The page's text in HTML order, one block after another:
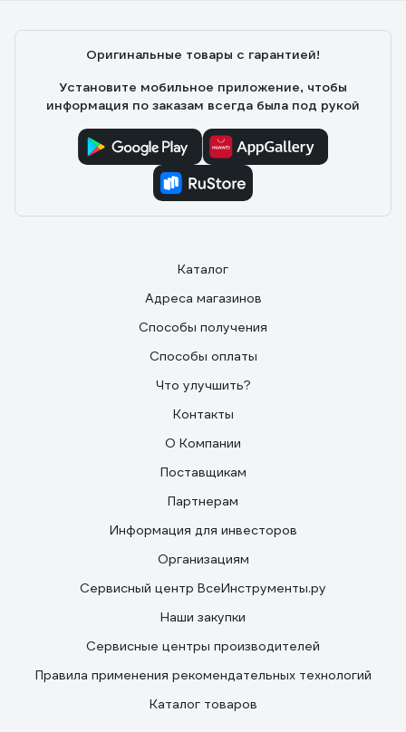
Сергей
Оригинальные товары с гарантией!
Установите мобильное приложение, чтобы
информация по заказам всегда была под рукой
Каталог
Адреса магазинов
Способы получения
Способы оплаты
Что улучшить?
Контакты
О Компании
Поставщикам
Партнерам
Информация для инвесторов
Организациям
Сервисный центр ВсеИнструменты.ру
Наши закупки
Сервисные центры производителей
Правила применения рекомендательных технологий
Каталог товаров